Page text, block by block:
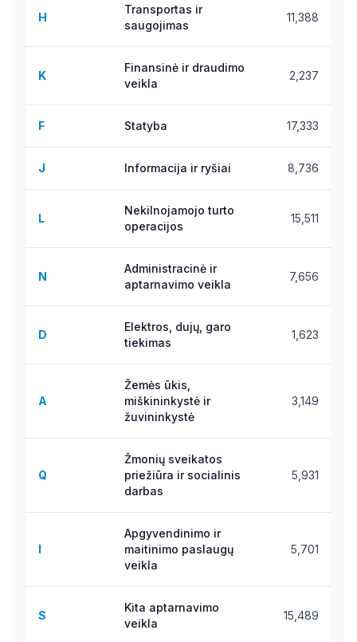
H
Transportas ir
saugojimas
11,388
K
Finansinė ir draudimo
veikla
2,237
F Statyba 17,333
J Informacija ir ryšiai 8,736
L
Nekilnojamojo turto
operacijos
15,511
N
Administracinė ir
aptarnavimo veikla
7,656
D
Elektros, dujų, garo
tiekimas
1,623
A
Žemės ūkis,
miškininkystė ir
žuvininkystė
3,149
Q
Žmonių sveikatos
priežiūra ir socialinis
darbas
5,931
I
Apgyvendinimo ir
maitinimo paslaugų
veikla
5,701
S
Kita aptarnavimo
veikla
15,489